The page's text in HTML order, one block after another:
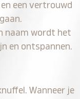
een vertrouwd
naam wordt het
en ontspannen.
Wanneer je